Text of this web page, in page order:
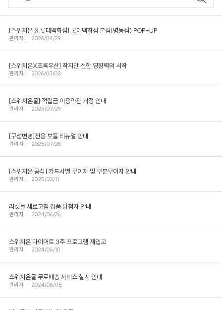
[스위치온 X 롯데백화점] 롯데백화점 본점(명동점) POP-UP
관리자 | 2026/04/29
[스위치온X초록우산] 작지만 선한 영향력의 시작
관리자 | 2026/03/03
[스위치온몰] 적립금 이용약관 개정 안내
관리자 | 2025/07/29
[구성변경]전용 보틀 리뉴얼 안내
관리자 | 2025/07/28
[스위치온 공식] 카드사별 무이자 및 부분무이자 안내
관리자 | 2025/02/11
리셋몰 새로고침 경품 당첨자 안내
관리자 | 2024/06/26
스위치온 다이어트 3주 프로그램 재입고
관리자 | 2024/06/10
스위치온몰 무료배송 서비스 실시 안내
관리자 | 2024/06/05